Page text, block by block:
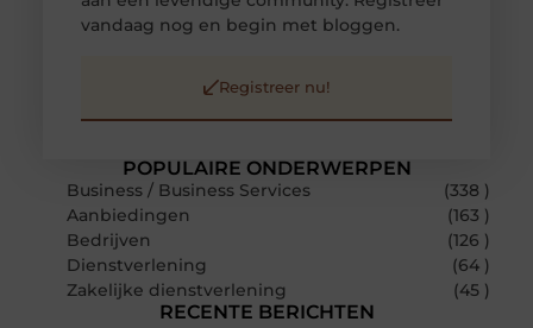
POPULAIRE ONDERWERPEN
Business / Business Services
(338 )
Aanbiedingen
(163 )
Bedrijven
(126 )
Dienstverlening
(64 )
Zakelijke dienstverlening
(45 )
RECENTE BERICHTEN
vandaag nog en begin met bloggen.
Registreer nu!